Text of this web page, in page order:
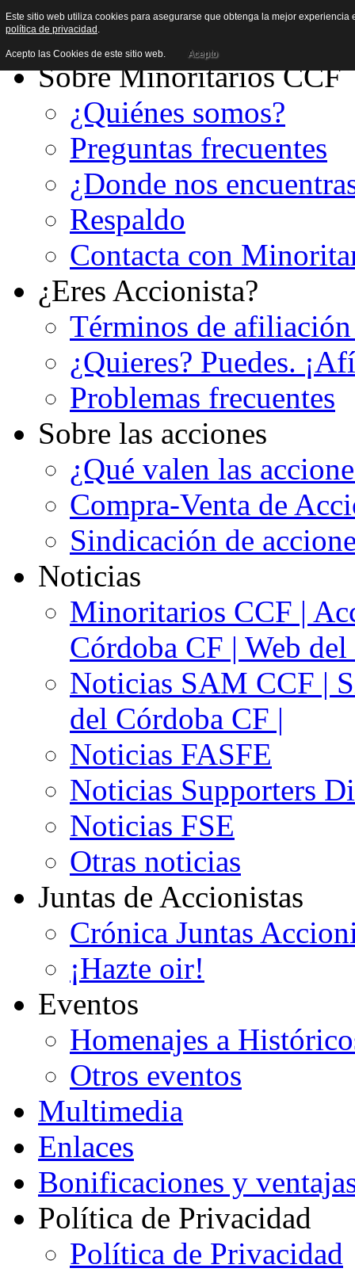
Sobre Minoritarios CCF
¿Quiénes somos?
Preguntas frecuentes
¿Donde nos
Respaldo
Contacta con
¿Eres Accionista?
Términos de
¿Quieres? Puedes.
Problemas frecuentes
Sobre las acciones
¿Qué valen las
Compra-Venta de
Sindicación de
Noticias
Minoritarios CCF |
Córdoba CF | Web
Noticias SAM CCF |
del Córdoba CF |
Noticias FASFE
Noticias Supporters
Noticias FSE
Otras noticias
Juntas de Accionistas
Crónica Juntas
¡Hazte oir!
Eventos
Homenajes a
Otros eventos
Multimedia
Enlaces
Bonificaciones y
Política de Privacidad
Política de Privacidad
Este sitio web utiliza cookies para asegurarse que obtenga la mejor
política de privacidad .
Acepto las Cookies de este sitio web. Acepto